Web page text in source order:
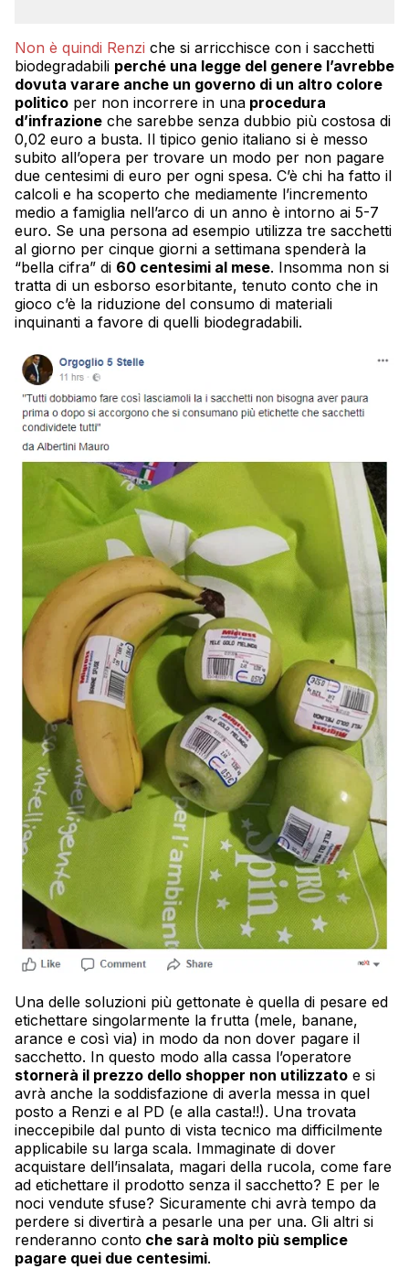
Non è quindi Renzi che si arricchisce con i sacchetti
biodegradabili perché una legge del genere l’avrebbe
dovuta varare anche un governo di un altro colore
politico per non incorrere in una procedura
d’infrazione che sarebbe senza dubbio più costosa di
0,02 euro a busta. Il tipico genio italiano si è messo
subito all’opera per trovare un modo per non pagare
due centesimi di euro per ogni spesa. C’è chi ha fatto il
calcoli e ha scoperto che mediamente l’incremento
medio a famiglia nell’arco di un anno è intorno ai 5-7
euro. Se una persona ad esempio utilizza tre sacchetti
al giorno per cinque giorni a settimana spenderà la
“bella cifra” di 60 centesimi al mese. Insomma non si
tratta di un esborso esorbitante, tenuto conto che in
gioco c’è la riduzione del consumo di materiali
inquinanti a favore di quelli biodegradabili.
Una delle soluzioni più gettonate è quella di pesare ed
etichettare singolarmente la frutta (mele, banane,
arance e così via) in modo da non dover pagare il
sacchetto. In questo modo alla cassa l’operatore
stornerà il prezzo dello shopper non utilizzato e si
avrà anche la soddisfazione di averla messa in quel
posto a Renzi e al PD (e alla casta!!). Una trovata
ineccepibile dal punto di vista tecnico ma difficilmente
applicabile su larga scala. Immaginate di dover
acquistare dell’insalata, magari della rucola, come fare
ad etichettare il prodotto senza il sacchetto? E per le
noci vendute sfuse? Sicuramente chi avrà tempo da
perdere si divertirà a pesarle una per una. Gli altri si
renderanno conto che sarà molto più semplice
pagare quei due centesimi.